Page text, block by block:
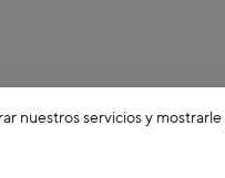
nuestros servicios y